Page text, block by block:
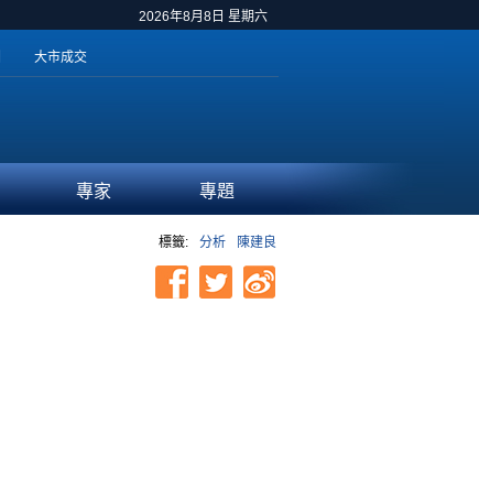
2026年8月8日 星期六
大市成交
專家 專題
標籤: 分析 陳建良